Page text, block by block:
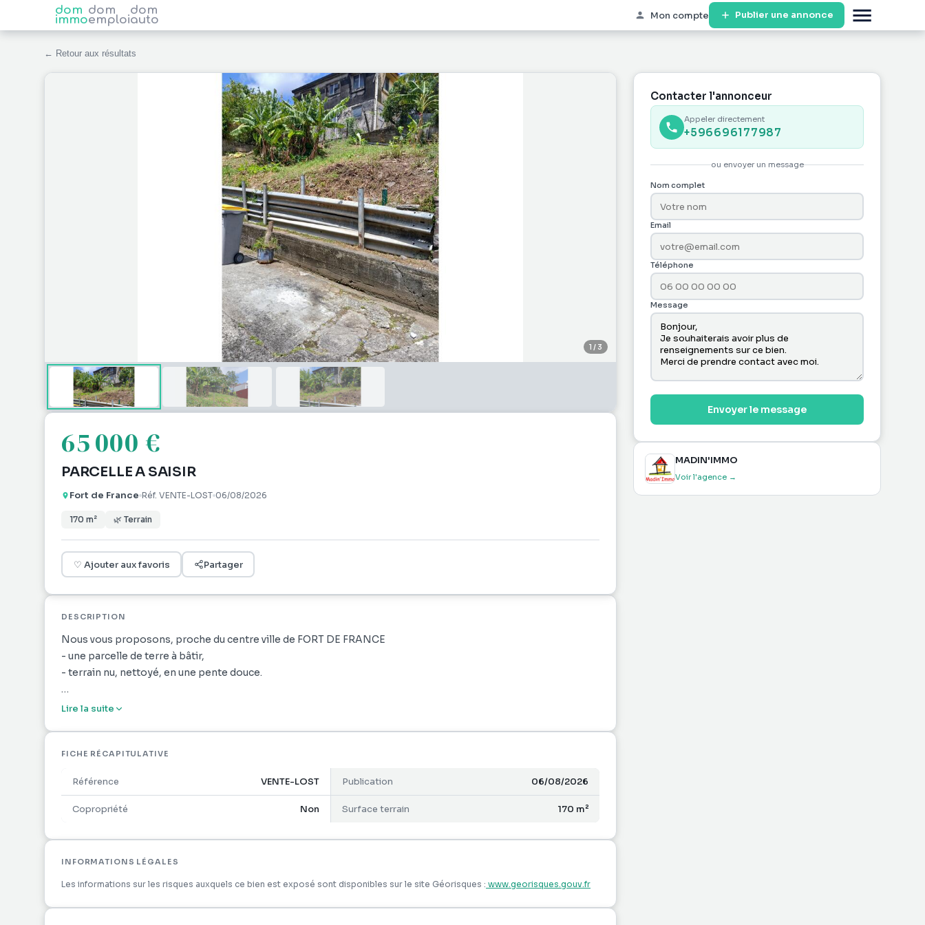
dom
immo
dom
emploi
dom
auto Mon compte Publier une annonce
← Retour aux résultats
1 / 3
65 000 €
PARCELLE A SAISIR
Fort de France Réf. VENTE-LOST 06/08/2026
170 m² 🌿 Terrain
♡ Ajouter aux favoris Partager
DESCRIPTION
Nous vous proposons, proche du centre ville de FORT DE FRANCE
- une parcelle de terre à bâtir,
- terrain nu, nettoyé, en une pente douce.
Plusieurs possibilités s'y prêtent : construction d'un petit collectif, construction d'une résidence principale
Zone : UGm1 - aléa moyen
Nous restons à votre disposition pour une visite.
Lire la suite
FICHE RÉCAPITULATIVE
Référence VENTE-LOST Publication 06/08/2026
Copropriété Non Surface terrain 170 m²
INFORMATIONS LÉGALES
Les informations sur les risques auxquels ce bien est exposé sont disponibles sur le site Géorisques : www.georisques.gouv.fr
Contacter l'annonceur
Appeler directement
+596696177987
ou envoyer un message
Nom complet
Email
Téléphone
Message
Envoyer le message
MADIN'IMMO
Voir l'agence →